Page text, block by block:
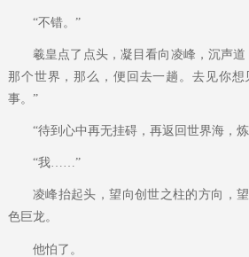
“不错。”
羲皇点了点头，凝目看向凌峰，沉声
那个世界，那么，便回去一趟。去见你想
事。”
“待到心中再无挂碍，再返回世界海，
“我……”
凌峰抬起头，望向创世之柱的方向，
色巨龙。
他怕了。